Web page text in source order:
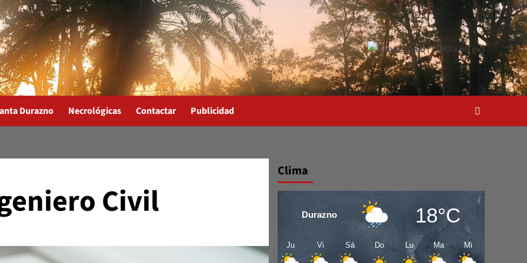
Durazno Necrológicas Contactar Publicidad
Civil
Clima
Durazno 18°C
Ju Vi Sá Do Lu Ma Mi